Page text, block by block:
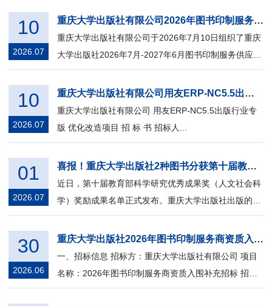
重庆大学出版社有限公司2026年图书印制服务商资质入围补充招标入围单位公告
重庆大学出版社有限公司于2026年7月10日组织了重庆
大学出版社2026年7月-2027年6月图书印制服务供应商
资质入围补充招标的开标、评标工作，按...
10
2026.07
重庆大学出版社有限公司用友ERP-NC5.5出版行业专版优化改造项目
重庆大学出版社有限公司 用友ERP-NC5.5出版行业专
版 优化改造项目 招 标 书 招标人...
10
2026.07
喜报！重庆大学出版社2种图书分获第十届教育部科学研究优秀成果奖一等奖和三等奖
近日，第十届教育部科学研究优秀成果奖（人文社会科
学）奖励成果名单正式发布。重庆大学出版社出版的
《纳西东巴文献字释合集》《马克思变革...
01
2026.07
重庆大学出版社2026年图书印制服务商资质入围补充招标公告
一、招标信息 招标方：重庆大学出版社有限公司 项目
名称：2026年图书印制服务商资质入围补充招标 招标
范围：公开择优选取2026年7月-2027年6...
30
2026.06